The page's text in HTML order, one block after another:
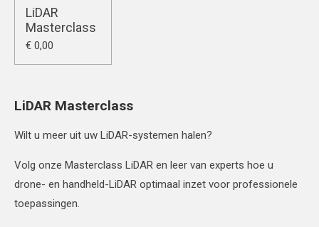
LiDAR
Masterclass
€ 0,00
LiDAR Masterclass
Wilt u meer uit uw LiDAR-systemen halen?
Volg onze Masterclass LiDAR en leer van experts hoe u
drone- en handheld-LiDAR optimaal inzet voor professionele
toepassingen.